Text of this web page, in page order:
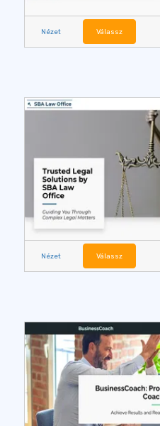
Nézet Válassz
Nézet Válassz